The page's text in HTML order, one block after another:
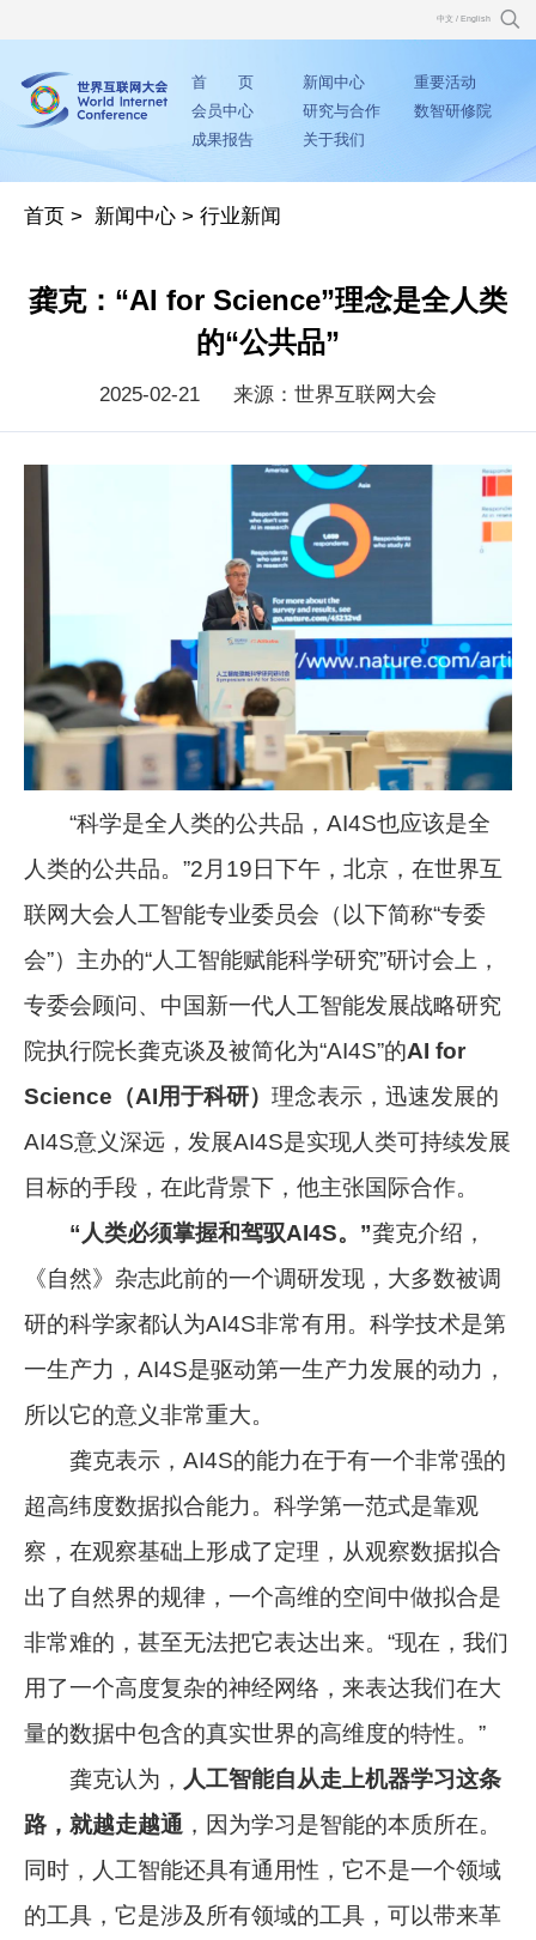
中文 / English
首 页 新闻中心
重要活动
会员中心
研究与合作
数智研修院
成果报告
关于我们
首页 > 新闻中心 >行业新闻
龚克：“AI for Science”理念是全人类
的“公共品”
2025-02-21 来源：世界互联网大会
“科学是全人类的公共品，AI4S也应该是全
人类的公共品。”2月19日下午，北京，在世界互
联网大会人工智能专业委员会（以下简称“专委
会”）主办的“人工智能赋能科学研究”研讨会上，
专委会顾问、中国新一代人工智能发展战略研究
院执行院长龚克谈及被简化为“AI4S”的AI for
Science（AI用于科研）理念表示，迅速发展的
AI4S意义深远，发展AI4S是实现人类可持续发展
目标的手段，在此背景下，他主张国际合作。
“人类必须掌握和驾驭AI4S。”龚克介绍，
《自然》杂志此前的一个调研发现，大多数被调
研的科学家都认为AI4S非常有用。科学技术是第
一生产力，AI4S是驱动第一生产力发展的动力，
所以它的意义非常重大。
龚克表示，AI4S的能力在于有一个非常强的
超高纬度数据拟合能力。科学第一范式是靠观
察，在观察基础上形成了定理，从观察数据拟合
出了自然界的规律，一个高维的空间中做拟合是
非常难的，甚至无法把它表达出来。“现在，我们
用了一个高度复杂的神经网络，来表达我们在大
量的数据中包含的真实世界的高维度的特性。”
龚克认为， 人工智能自从走上机器学习这条
路，就越走越通 ，因为学习是智能的本质所在。
同时，人工智能还具有通用性，它不是一个领域
的工具，它是涉及所有领域的工具，可以带来革